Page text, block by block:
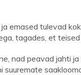
emased tulevad
tagades, et
nad peavad jahti